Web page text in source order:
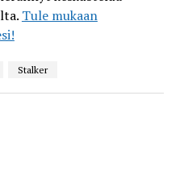
Tule mukaan
Stalker